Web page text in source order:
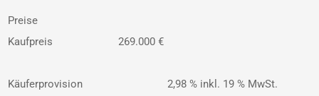
Preise
Kaufpreis
269.000 €
Käuferprovision 2,98 % inkl. 19 % MwSt.